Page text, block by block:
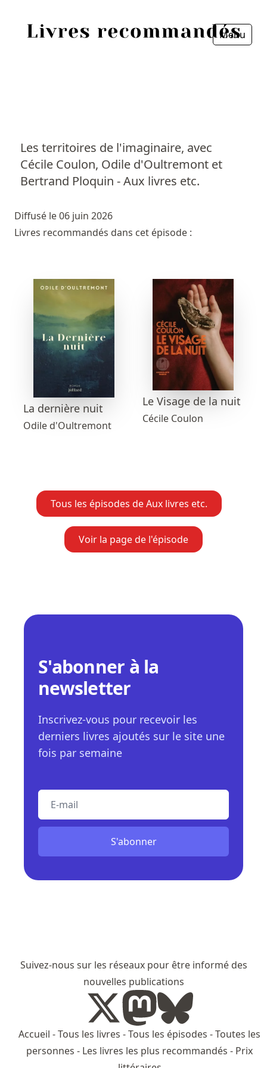
Menu
Les territoires de l'imaginaire, avec
Cécile Coulon, Odile d'Oultremont et
Bertrand Ploquin - Aux livres etc.
Diffusé le 06 juin 2026
Livres recommandés dans cet épisode :
La dernière nuit
Odile d'Oultremont
Le Visage de la nuit
Cécile Coulon
Tous les épisodes de Aux livres etc.
Voir la page de l'épisode
S'abonner à la
newsletter
Inscrivez-vous pour recevoir les
derniers livres ajoutés sur le site une
fois par semaine
S'abonner
Personnes
Livres les plus recommandés
Fermer
Suivez-nous sur les réseaux pour être informé des
nouvelles publications
Accueil -Tous les livres -Tous les épisodes -Toutes les
personnes - Les livres les plus recommandés - Prix